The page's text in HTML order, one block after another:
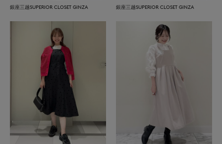
銀座三越SUPERIOR CLOSET GINZA 銀座三越SUPERIOR CLOSET GINZA